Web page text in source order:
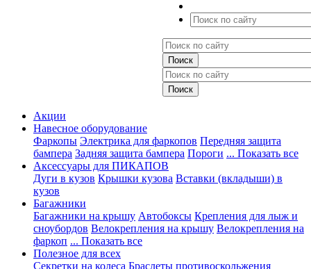
Акции
Навесное оборудование
Фаркопы Электрика для фаркопов Передняя защита
бампера Задняя защита бампера Пороги ... Показать все
Аксессуары для ПИКАПОВ
Дуги в кузов Крышки кузова Вставки (вкладыши) в
кузов
Багажники
Багажники на крышу Автобоксы Крепления для лыж и
сноубордов Велокрепления на крышу Велокрепления на
фаркоп ... Показать все
Полезное для всех
Секретки на колеса Браслеты противоскольжения